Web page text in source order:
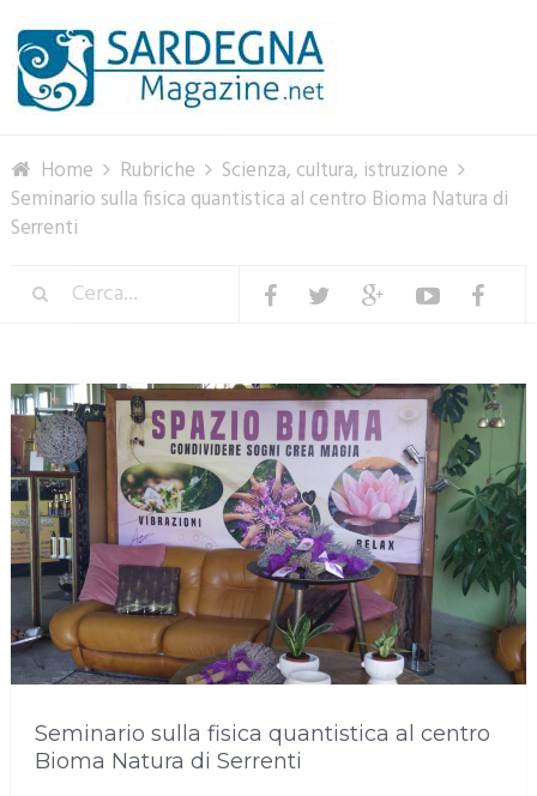
Home Rubriche
Scienza, cultura, istruzione
Seminario sulla fisica quantistica al centro Bioma Natura di
Serrenti
Seminario sulla fisica quantistica al centro
Bioma Natura di Serrenti